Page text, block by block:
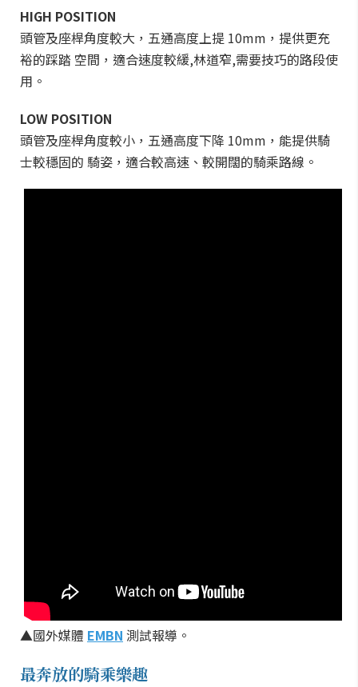
HIGH POSITION
頭管及座桿角度較大，五通高度上提 10mm，提供更充
裕的踩踏 空間，適合速度較緩,林道窄,需要技巧的路段使
用。
LOW POSITION
頭管及座桿角度較小，五通高度下降 10mm，能提供騎
士較穩固的 騎姿，適合較高速、較開闊的騎乘路線。
▲國外媒體 EMBN 測試報導。
最奔放的騎乘樂趣